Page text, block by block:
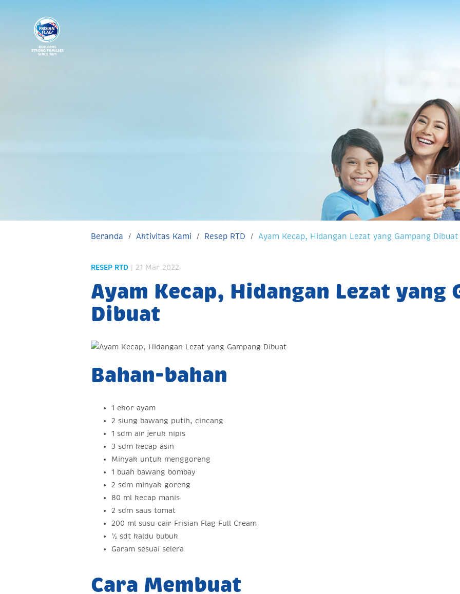
BUILDING
STRONG FAMILIES
SINCE 1871
Beranda Aktivitas Kami Resep RTD Ayam Kecap, Hidangan Lezat yang Gampang Dibuat
RESEP RTD | 21 Mar 2022
Ayam Kecap, Hidangan Lezat yang
Dibuat
Bahan-bahan
1 ekor ayam
2 siung bawang putih, cincang
1 sdm air jeruk nipis
3 sdm kecap asin
Minyak untuk menggoreng
1 buah bawang bombay
2 sdm minyak goreng
80 ml kecap manis
2 sdm saus tomat
200 ml susu cair Frisian Flag Full Cream
½ sdt kaldu bubuk
Garam sesuai selera
Cara Membuat